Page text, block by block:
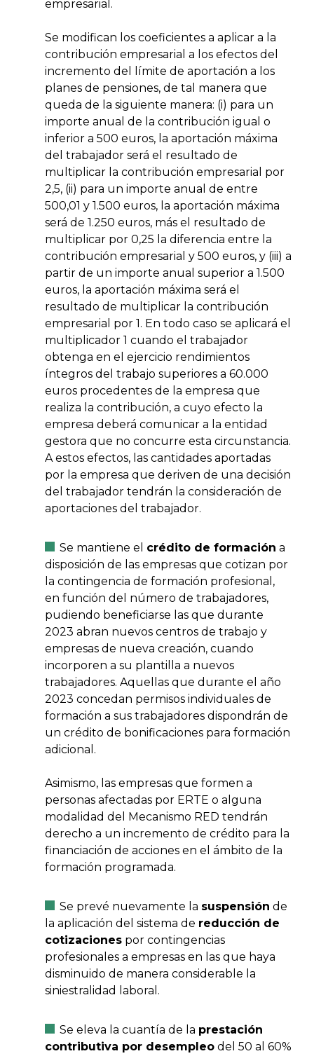
empresarial.
Se modifican los coeficientes a aplicar a la
contribución empresarial a los efectos del
incremento del límite de aportación a los
planes de pensiones, de tal manera que
queda de la siguiente manera: (i) para un
importe anual de la contribución igual o
inferior a 500 euros, la aportación máxima
del trabajador será el resultado de
multiplicar la contribución empresarial por
2,5, (ii) para un importe anual de entre
500,01 y 1.500 euros, la aportación máxima
será de 1.250 euros, más el resultado de
multiplicar por 0,25 la diferencia entre la
contribución empresarial y 500 euros, y (iii) a
partir de un importe anual superior a 1.500
euros, la aportación máxima será el
resultado de multiplicar la contribución
empresarial por 1. En todo caso se aplicará el
multiplicador 1 cuando el trabajador
obtenga en el ejercicio rendimientos
íntegros del trabajo superiores a 60.000
euros procedentes de la empresa que
realiza la contribución, a cuyo efecto la
empresa deberá comunicar a la entidad
gestora que no concurre esta circunstancia.
A estos efectos, las cantidades aportadas
por la empresa que deriven de una decisión
del trabajador tendrán la consideración de
aportaciones del trabajador.
Se mantiene el crédito de formación a
disposición de las empresas que cotizan por
la contingencia de formación profesional,
en función del número de trabajadores,
pudiendo beneficiarse las que durante
2023 abran nuevos centros de trabajo y
empresas de nueva creación, cuando
incorporen a su plantilla a nuevos
trabajadores. Aquellas que durante el año
2023 concedan permisos individuales de
formación a sus trabajadores dispondrán de
un crédito de bonificaciones para formación
adicional.
Asimismo, las empresas que formen a
personas afectadas por ERTE o alguna
modalidad del Mecanismo RED tendrán
derecho a un incremento de crédito para la
financiación de acciones en el ámbito de la
formación programada.
Se prevé nuevamente la suspensión de
la aplicación del sistema de reducción de
cotizaciones por contingencias
profesionales a empresas en las que haya
disminuido de manera considerable la
siniestralidad laboral.
Se eleva la cuantía de la prestación
contributiva por desempleo del 50 al 60%